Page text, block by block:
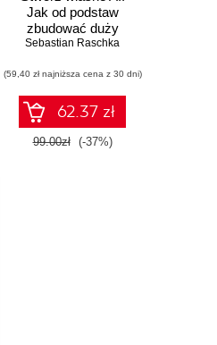
Jak od podstaw
zbudować duży
model językowy
Sebastian Raschka
(59,40 zł najniższa cena z 30 dni)
62.37 zł
99.00zł (-37%)